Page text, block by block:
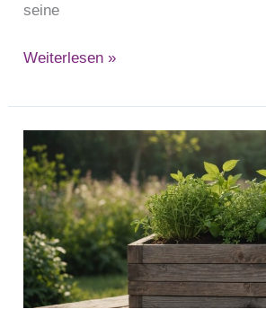
seine
Weiterlesen »
Kräuter
im
eigenen
Garten:
Die
besten
Kräuter